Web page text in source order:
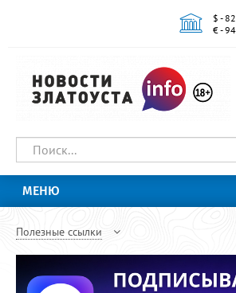
$ -
€ -
МЕНЮ
Полезные ссылки